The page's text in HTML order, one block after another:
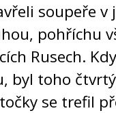
soupeře
pohříchu
Rusech.
byl toho
se trefil